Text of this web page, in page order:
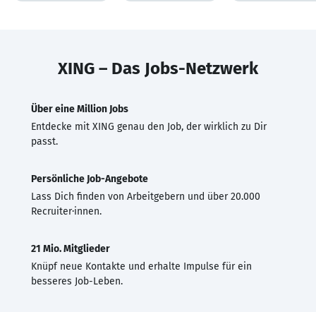
XING – Das Jobs-Netzwerk
Über eine Million Jobs
Entdecke mit XING genau den Job, der wirklich zu Dir
passt.
Persönliche Job-Angebote
Lass Dich finden von Arbeitgebern und über 20.000
Recruiter·innen.
21 Mio. Mitglieder
Knüpf neue Kontakte und erhalte Impulse für ein
besseres Job-Leben.